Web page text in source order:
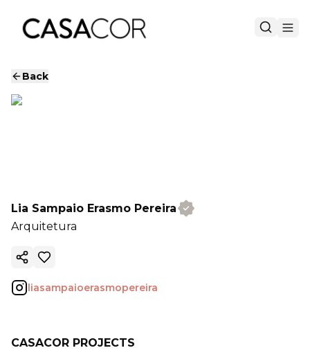
Back
Lia Sampaio Erasmo Pereira
Arquitetura
Copy ink
liasampaioerasmopereira
CASACOR PROJECTS